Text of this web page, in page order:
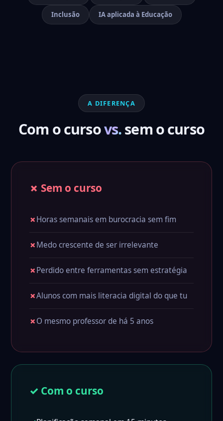
Inclusão IA aplicada à Educação
A DIFERENÇA
Com o cursovs.sem o curso
✗ Sem o curso
✗Horas semanais em burocracia sem fim
✗Medo crescente de ser irrelevante
✗Perdido entre ferramentas sem estratégia
✗Alunos com mais literacia digital do que tu
✗O mesmo professor de há 5 anos
✓ Com o curso